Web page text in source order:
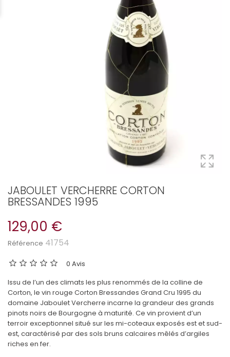
JABOULET VERCHERRE CORTON
BRESSANDES 1995
129,00 €
Référence 41754
0 Avis
Issu de l’un des climats les plus renommés de la colline de
Corton, le vin rouge Corton Bressandes Grand Cru 1995 du
domaine Jaboulet Vercherre incarne la grandeur des grands
pinots noirs de Bourgogne à maturité. Ce vin provient d’un
terroir exceptionnel situé sur les mi-coteaux exposés est et sud-
est, caractérisé par des sols bruns calcaires mêlés d’argiles
riches en fer.